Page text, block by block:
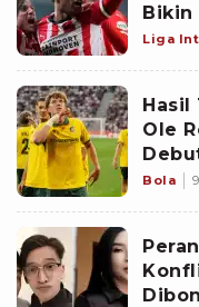
Bikin
Liga
Hasil
Ole
Bola